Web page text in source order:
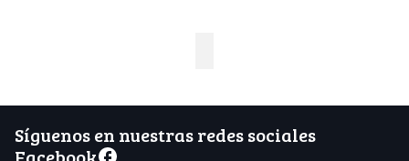
Síguenos en nuestras redes sociales